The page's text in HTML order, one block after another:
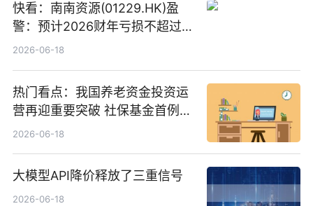
快看：南南资源(01229.HK)盈
警：预计2026财年亏损不超过
1000万港元
2026-06-18
热门看点：我国养老资金投资运
营再迎重要突破 社保基金首例期
货账户完成开立
2026-06-18
大模型API降价释放了三重信号
2026-06-18